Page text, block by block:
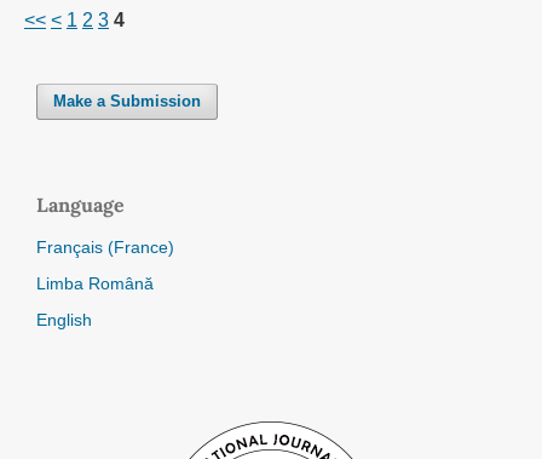
<< < 1 2 3 4
Make a Submission
Language
Français (France)
Limba Română
English